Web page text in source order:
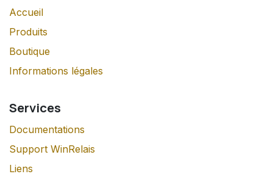
Accueil
Produits
Boutique
Informations légales
Services
Documentations
Support WinRelais
Liens